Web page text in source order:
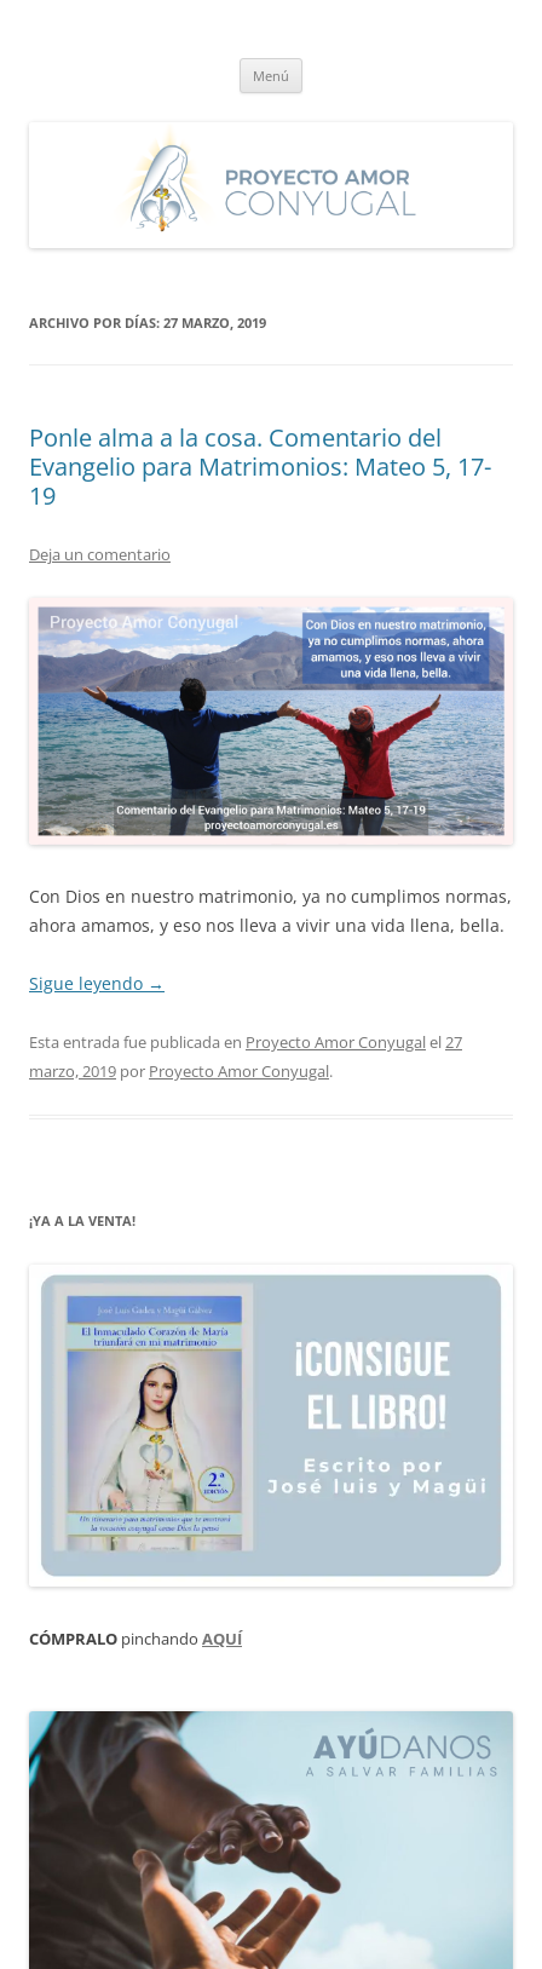
Menú
ARCHIVO POR DÍAS: 27 MARZO, 2019
Ponle alma a la cosa. Comentario del
Evangelio para Matrimonios: Mateo 5, 17-
19
Deja un comentario
Con Dios en nuestro matrimonio, ya no cumplimos normas,
ahora amamos, y eso nos lleva a vivir una vida llena, bella.
Sigue leyendo →
Esta entrada fue publicada en Proyecto Amor Conyugalel27
marzo, 2019 por Proyecto Amor Conyugal.
¡YA A LA VENTA!
CÓMPRALO pinchando AQUÍ